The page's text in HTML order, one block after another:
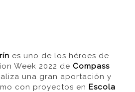
es uno de los héroes de
Week 2022 de Compass
una gran aportación y
con proyectos en Escola